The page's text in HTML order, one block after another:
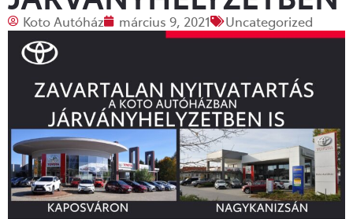
Koto Autóház március 9, 2021 Uncategorized